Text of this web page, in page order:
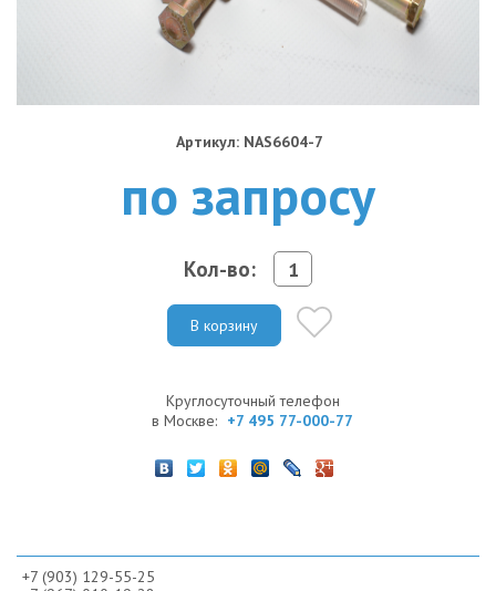
Артикул: NAS6604-7
по запросу
Кол-во:
В корзину
Круглосуточный телефон
в Москве: +7 495 77-000-77
+7 (903) 129-55-25